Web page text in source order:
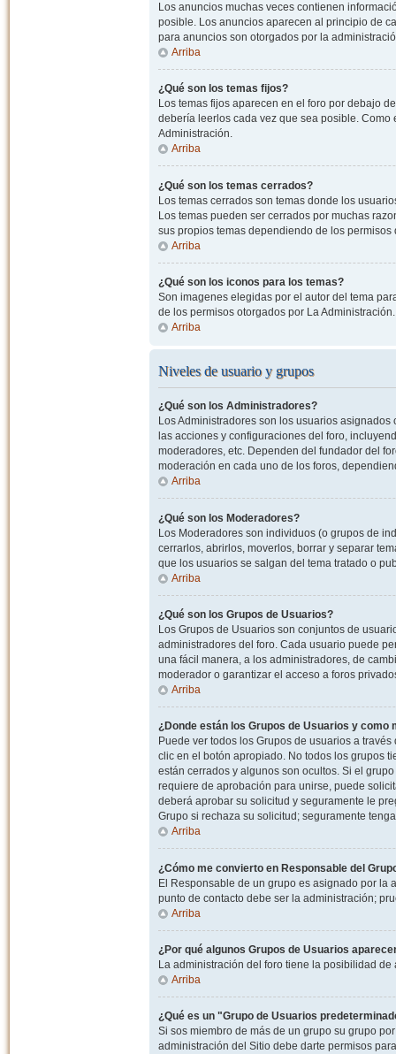
Los anuncios muchas veces contienen
posible. Los anuncios aparecen al principio de
para anuncios son otorgados por la
Arriba
¿Qué son los temas fijos?
Los temas fijos aparecen en el foro por debajo
debería leerlos cada vez que sea posible.
Administración.
Arriba
¿Qué son los temas cerrados?
Los temas cerrados son temas donde los
Los temas pueden ser cerrados por muchas
sus propios temas dependiendo de los
Arriba
¿Qué son los iconos para los temas?
Son imagenes elegidas por el autor del tema
de los permisos otorgados por La Administración.
Arriba
Niveles de usuario y grupos
¿Qué son los Administradores?
Los Administradores son los usuarios
las acciones y configuraciones del foro,
moderadores, etc. Dependen del fundador del
moderación en cada uno de los foros,
Arriba
¿Qué son los Moderadores?
Los Moderadores son individuos (o grupos de
cerrarlos, abrirlos, moverlos, borrar y separar
que los usuarios se salgan del tema tratado o
Arriba
¿Qué son los Grupos de Usuarios?
Los Grupos de Usuarios son conjuntos de
administradores del foro. Cada usuario puede
una fácil manera, a los administradores, de
moderador o garantizar el acceso a foros
Arriba
¿Donde están los Grupos de Usuarios y como
Puede ver todos los Grupos de usuarios a
clic en el botón apropiado. No todos los grupos
están cerrados y algunos son ocultos. Si el
requiere de aprobación para unirse, puede
deberá aprobar su solicitud y seguramente le
Grupo si rechaza su solicitud; seguramente
Arriba
¿Cómo me convierto en Responsable del
El Responsable de un grupo es asignado por la
punto de contacto debe ser la administración;
Arriba
¿Por qué algunos Grupos de Usuarios
La administración del foro tiene la posibilidad
Arriba
¿Qué es un "Grupo de Usuarios
Si sos miembro de más de un grupo su grupo
administración del Sitio debe darte permisos